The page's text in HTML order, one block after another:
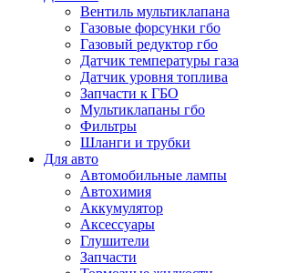
Вентиль мультиклапана
Газовые форсунки гбо
Газовый редуктор гбо
Датчик температуры газа
Датчик уровня топлива
Запчасти к ГБО
Мультиклапаны гбо
Фильтры
Шланги и трубки
Для авто
Автомобильные лампы
Автохимия
Аккумулятор
Аксессуары
Глушители
Запчасти